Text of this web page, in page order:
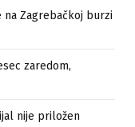
na Zagrebačkoj burzi
zaredom,
nije priložen